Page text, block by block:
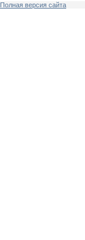
Полная версия сайта